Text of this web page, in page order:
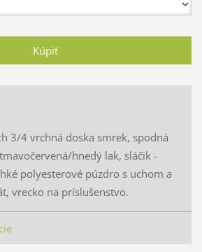
3/4 vrchná doska smrek, spodná
hnedý lak, sláčik -
polyesterové púzdro s uchom a
vrecko na príslušenstvo.